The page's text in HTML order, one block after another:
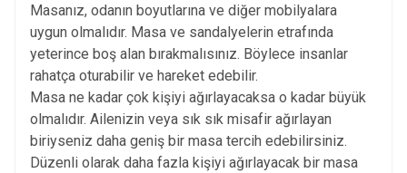
Masanız, odanın boyutlarına ve diğer mobilyalara
uygun olmalıdır. Masa ve sandalyelerin etrafında
yeterince boş alan bırakmalısınız. Böylece insanlar
rahatça oturabilir ve hareket edebilir.
Masa ne kadar çok kişiyi ağırlayacaksa o kadar büyük
olmalıdır. Ailenizin veya sık sık misafir ağırlayan
biriyseniz daha geniş bir masa tercih edebilirsiniz.
Düzenli olarak daha fazla kişiyi ağırlayacak bir masa